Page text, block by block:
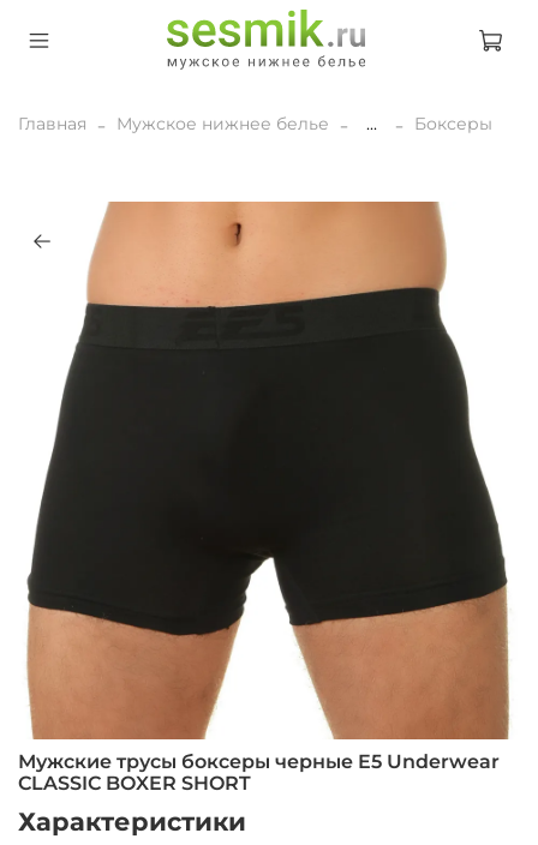
Главная Мужское нижнее белье ... Боксеры
Мужские трусы боксеры черные E5 Underwear
CLASSIC BOXER SHORT
Характеристики